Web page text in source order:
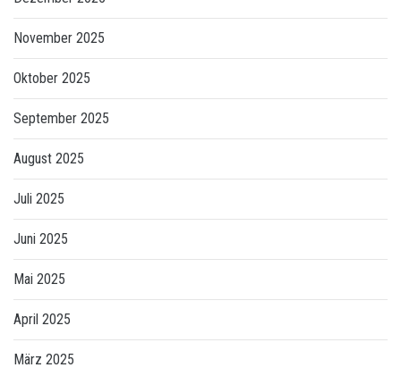
November 2025
Oktober 2025
September 2025
August 2025
Juli 2025
Juni 2025
Mai 2025
April 2025
März 2025